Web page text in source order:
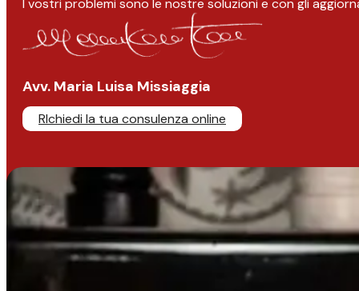
I vostri problemi sono le nostre soluzioni e con gli
Avv. Maria Luisa Missiaggia
RIchiedi la tua consulenza online